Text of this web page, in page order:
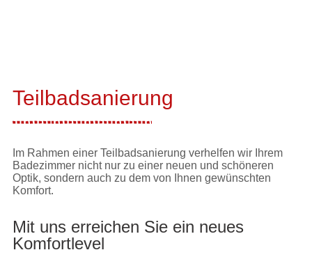
Teilbadsanierung
Im Rahmen einer Teilbadsanierung verhelfen wir Ihrem
Badezimmer nicht nur zu einer neuen und schöneren
Optik, sondern auch zu dem von Ihnen gewünschten
Komfort.
Mit uns erreichen Sie ein neues
Komfortlevel